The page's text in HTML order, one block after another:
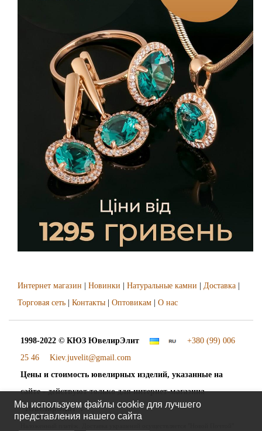
Интернет магазин | Новинки | Натуральные камни | Доставка |
Торговая сеть | Контакты | Оптовикам | О нас
1998-2022 © КЮЗ ЮвелирЭлит
+380 (99) 006
25 46
Kiev.juvelit@gmail.com
Цены и стоимость ювелирных изделий, указанные на
сайте - действуют только для интернет-магазина
"ЮвелирЭлит".
Мы используем файлы cookie для лучшего
представления нашего сайта